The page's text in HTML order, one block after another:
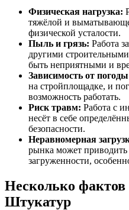
Физическая нагрузка:
тяжёлой и
физической усталости.
Пыль и грязь: Работа
другими
быть неприятными и
Зависимость от
на стройплощадке, и
возможность работать.
Риск травм: Работа с
несёт в себе
безопасности.
Неравномерная
рынка может
загруженности,
Несколько
Штукатур